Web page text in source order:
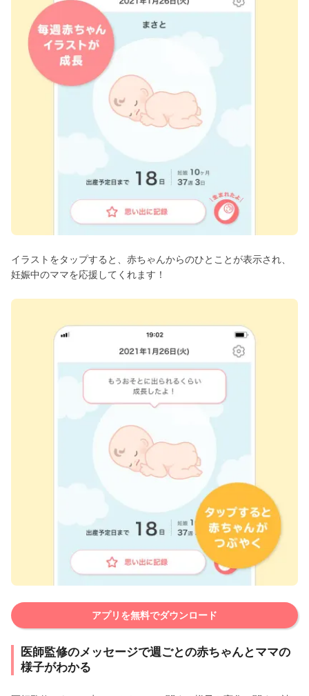
イラストをタップすると、赤ちゃんからのひとことが表示され、
妊娠中のママを応援してくれます！
アプリを無料でダウンロード
医師監修のメッセージで週ごとの赤ちゃんとママの
様子がわかる